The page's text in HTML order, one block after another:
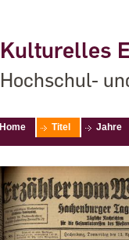
Kulturelles
Hochschul-
Home Titel Jahre